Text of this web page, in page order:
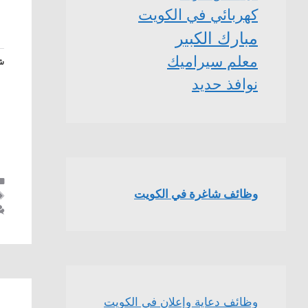
كهربائي في الكويت
مبارك الكبير
معلم سيراميك
نوافذ حديد
وظائف شاغرة في الكويت
وظائف دعاية وإعلان في الكويت